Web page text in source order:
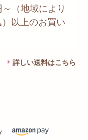
（地域により
以上のお買い
詳しい送料はこちら